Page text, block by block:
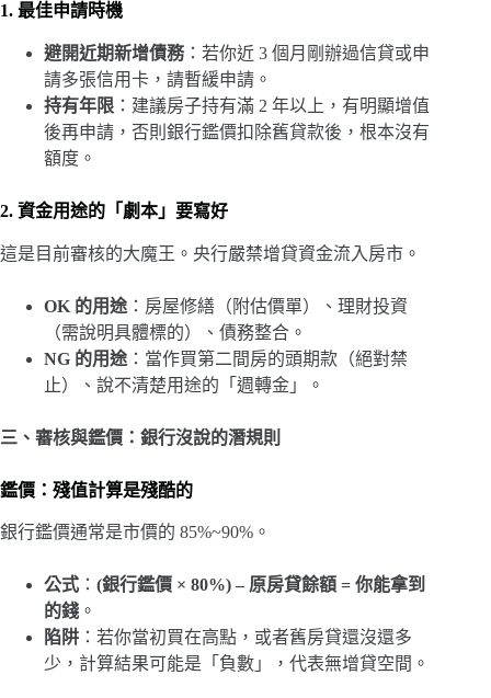
1. 最佳申請時機
避開近期新增債務：若你近 3 個月剛辦過信貸或申
請多張信用卡，請暫緩申請。
持有年限 ：建議房子持有滿 2 年以上，有明顯增值
後再申請，否則銀行鑑價扣除舊貸款後，根本沒有
額度。
2. 資金用途的「劇本」要寫好
這是目前審核的大魔王。央行嚴禁增貸資金流入房市。
OK 的用途 ：房屋修繕（附估價單）、理財投資
（需說明具體標的）、債務整合。
NG 的用途 ：當作買第二間房的頭期款（絕對禁
止）、說不清楚用途的「週轉金」。
三、審核與鑑價：銀行沒說的潛規則
鑑價：殘值計算是殘酷的
銀行鑑價通常是市價的 85%~90%。
公式 ： (銀行鑑價 × 80%) – 原房貸餘額 = 你能拿到
的錢 。
陷阱 ：若你當初買在高點，或者舊房貸還沒還多
少，計算結果可能是「負數」，代表無增貸空間。